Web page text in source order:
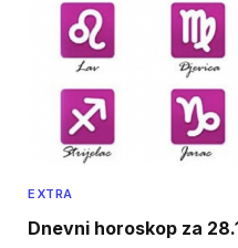
EXTRA
Dnevni horoskop za